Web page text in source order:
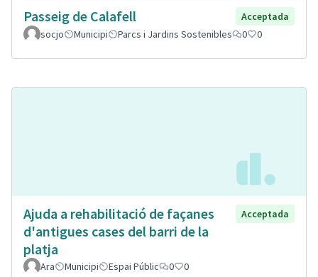
Passeig de Calafell
Acceptada
socjo
Municipi Parcs i Jardins Sostenibles 0 0
Ajuda a rehabilitació de façanes
d'antigues cases del barri de la
platja
Acceptada
Ara Municipi Espai Públic 0 0